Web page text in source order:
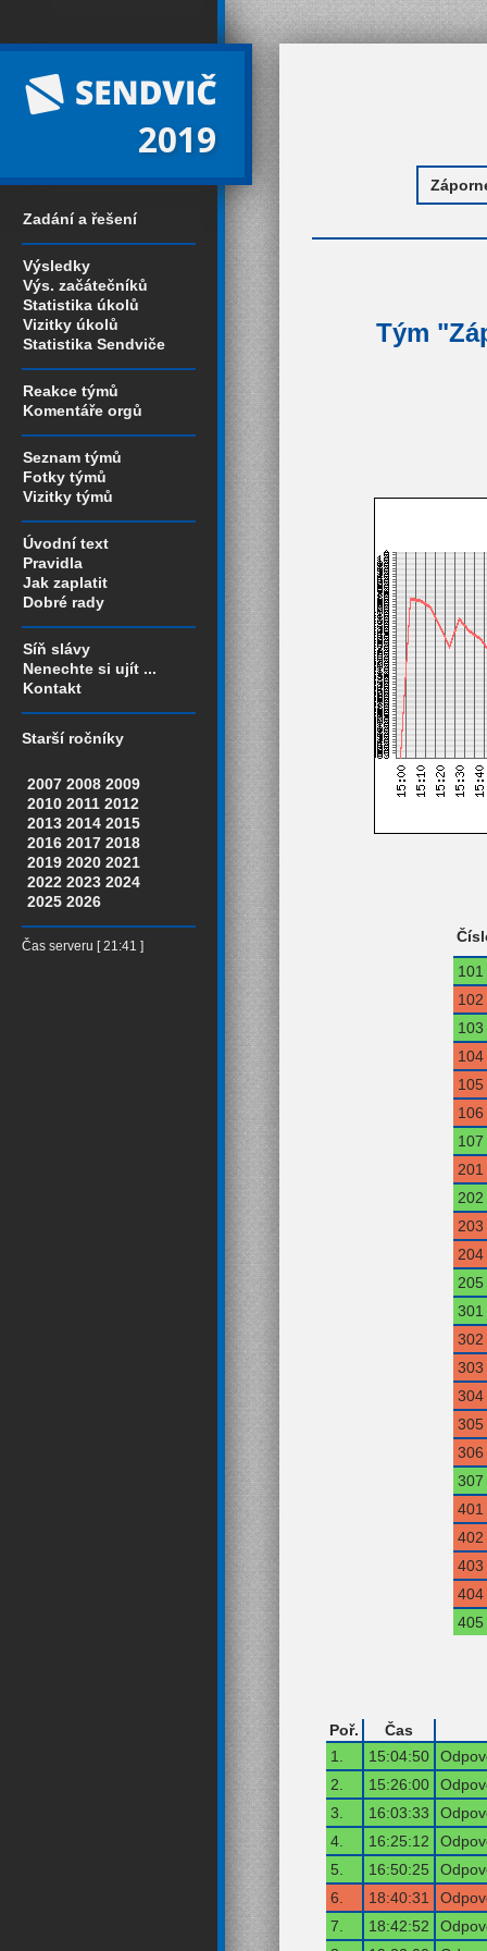
2019
Zadání a řešení
Výsledky
Výs. začátečníků
Statistika úkolů
Vizitky úkolů
Statistika Sendviče
Reakce týmů
Komentáře orgů
Seznam týmů
Fotky týmů
Vizitky týmů
Úvodní text
Pravidla
Jak zaplatit
Dobré rady
Síň slávy
Nenechte si ujít ...
Kontakt
Starší ročníky
2007 2008 2009
2010 2011 2012
2013 2014 2015
2016 2017 2018
2019 2020 2021
2022 2023 2024
2025 2026
Čas serveru [ 21:41 ]
Tým
101
102
103
104
105
106
107
201
202
203
204
205
301
302
303
304
305
306
307
401
402
403
404
405
Poř.
Čas
1.
15:04:50
2.
15:26:00
3.
16:03:33
4.
16:25:12
5.
16:50:25
6.
18:40:31
7.
18:42:52